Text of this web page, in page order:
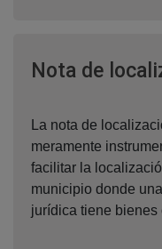
Nota de
La nota de
meramente
facilitar la
municipio donde
jurídica tiene bienes